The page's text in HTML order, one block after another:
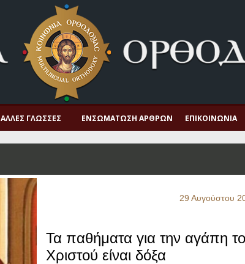
ΆΛΛΕΣ ΓΛΏΣΣΕΣ ΕΝΣΩΜΆΤΩΣΗ ΆΡΘΡΩΝ ΕΠΙΚΟΙΝΩΝΊΑ
29 Αυγούστου
Τα παθήματα για την αγάπη
Χριστού είναι δόξα